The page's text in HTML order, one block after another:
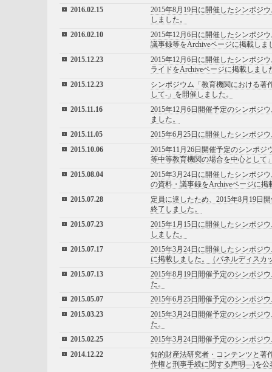
2016.02.15
2015年8月19日に開催したシンポジ
しました。
2016.02.10
2015年12月6日に開催したシンポジ
議事録等をArchiveページに掲載しま
2015.12.23
2015年12月6日に開催したシンポジ
ライドをArchiveページに掲載しまし
2015.12.23
シンポジウム「教育機関における
して-」を開催しました。
2015.11.16
2015年12月6日開催予定のシンポジ
ました。
2015.11.05
2015年6月25日に開催したシンポジ
2015.10.06
2015年11月26日開催予定のシンポ
等中等教育機関の場合を中心として
2015.08.04
2015年3月24日に開催したシンポジ
の資料・議事録をArchiveページに掲
2015.07.28
定員に達したため、2015年8月19日
終了しました。
2015.07.23
2015年1月15日に開催したシンポジ
しました。
2015.07.17
2015年3月24日に開催したシンポジ
に掲載しました。（パネルディスカ
2015.07.13
2015年8月19日開催予定のシンポジ
た。
2015.05.07
2015年6月25日開催予定のシンポジ
2015.03.23
2015年3月24日開催予定のシンポジ
た。
2015.02.25
2015年3月24日開催予定のシンポジ
2014.12.22
知的財産法研究者・コンテンツと
作権と刑事手続に関する声明―)を公